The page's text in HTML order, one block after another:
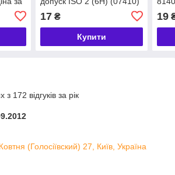
17₴
Купити
19
172 відгуків за рік
(Голосіївский) 27, Київ, Україна